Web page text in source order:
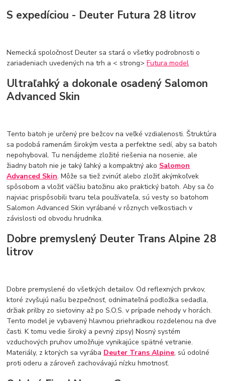
S expedíciou - Deuter Futura 28 litrov
Nemecká spoločnosť Deuter sa stará o všetky podrobnosti o
zariadeniach uvedených na trh a < strong>Futura model
Ultraľahký a dokonale osadený Salomon
Advanced Skin
Tento batoh je určený pre bežcov na veľké vzdialenosti. Štruktúra
sa podobá ramenám širokým vesta a perfektne sedí, aby sa batoh
nepohyboval. Tu nenájdeme zložité riešenia na nosenie, ale
žiadny batoh nie je taký ľahký a kompaktný ako Salomon
Advanced Skin. Môže sa tiež zvinúť alebo zložiť akýmkoľvek
spôsobom a vložiť väčšiu batožinu ako praktický batoh. Aby sa čo
najviac prispôsobili tvaru tela používateľa, sú vesty so batohom
Salomon Advanced Skin vyrábané v rôznych veľkostiach v
závislosti od obvodu hrudníka.
Dobre premyslený Deuter Trans Alpine 28
litrov
Dobre premyslené do všetkých detailov. Od reflexných prvkov,
ktoré zvyšujú našu bezpečnosť, odnímateľná podložka sedadla,
držiak prilby zo sieťoviny až po S.O.S. v prípade nehody v horách.
Tento model je vybavený hlavnou priehradkou rozdelenou na dve
časti. K tomu vedie široký a pevný zipsy) Nosný systém
vzduchových pruhov umožňuje vynikajúce spätné vetranie.
Materiály, z ktorých sa vyrába Deuter Trans Alpine, sú odolné
proti oderu a zároveň zachovávajú nízku hmotnosť.